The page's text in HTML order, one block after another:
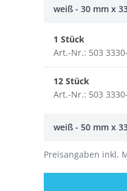
weiß - 30 mm x
1 Stück
Art.-Nr.: 503
12 Stück
Art.-Nr.: 503
weiß - 50 mm x
Preisangaben inkl.